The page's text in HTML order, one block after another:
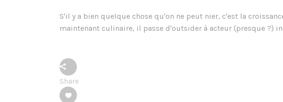
S'il y a bien quelque chose qu'on ne peut nier, c'est la
maintenant culinaire, il passe d'outsider à acteur (presque ?)
Share